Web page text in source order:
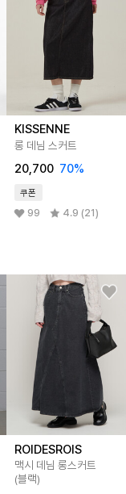
KISSENNE
롱 데님 스커트
20,700 70%
쿠폰
99 4.9 (21)
ROIDESROIS
맥시 데님 롱스커트
(블랙)